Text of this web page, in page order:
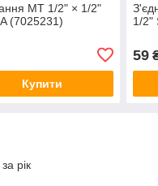
MT 1/2" × 1/2"
(7025231)
Купити
1/2"
59
рік